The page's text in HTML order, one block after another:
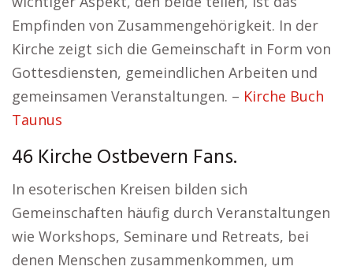
Empfinden von Zusammengehörigkeit. In der
Kirche zeigt sich die Gemeinschaft in Form von
Gottesdiensten, gemeindlichen Arbeiten und
gemeinsamen Veranstaltungen. – Kirche Buch
Taunus
46 Kirche Ostbevern Fans.
In esoterischen Kreisen bilden sich
Gemeinschaften häufig durch Veranstaltungen
wie Workshops, Seminare und Retreats, bei
denen Menschen zusammenkommen, um